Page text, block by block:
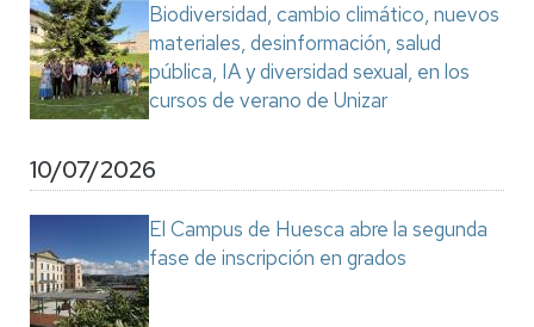
Biodiversidad, cambio climático, nuevos
materiales, desinformación, salud
pública, IA y diversidad sexual, en los
cursos de verano de Unizar
10/07/2026
El Campus de Huesca abre la segunda
fase de inscripción en grados